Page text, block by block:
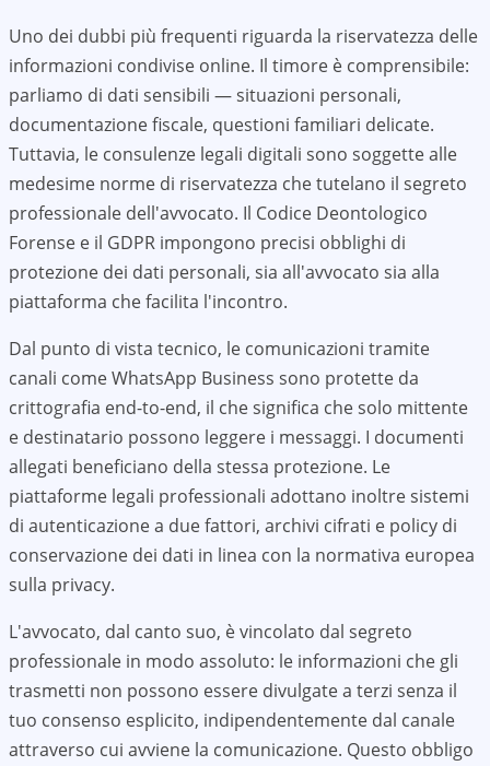
Uno dei dubbi più frequenti riguarda la riservatezza delle
informazioni condivise online. Il timore è comprensibile:
parliamo di dati sensibili — situazioni personali,
documentazione fiscale, questioni familiari delicate.
Tuttavia, le consulenze legali digitali sono soggette alle
medesime norme di riservatezza che tutelano il segreto
professionale dell'avvocato. Il Codice Deontologico
Forense e il GDPR impongono precisi obblighi di
protezione dei dati personali, sia all'avvocato sia alla
piattaforma che facilita l'incontro.
Dal punto di vista tecnico, le comunicazioni tramite
canali come WhatsApp Business sono protette da
crittografia end-to-end, il che significa che solo mittente
e destinatario possono leggere i messaggi. I documenti
allegati beneficiano della stessa protezione. Le
piattaforme legali professionali adottano inoltre sistemi
di autenticazione a due fattori, archivi cifrati e policy di
conservazione dei dati in linea con la normativa europea
sulla privacy.
L'avvocato, dal canto suo, è vincolato dal segreto
professionale in modo assoluto: le informazioni che gli
trasmetti non possono essere divulgate a terzi senza il
tuo consenso esplicito, indipendentemente dal canale
attraverso cui avviene la comunicazione. Questo obbligo